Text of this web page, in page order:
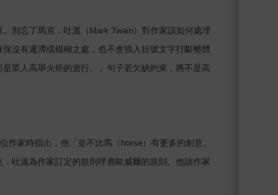
別忘了馬克．吐溫（Mark Twain）對作家該如何處理
沒有遲滯或模糊之處，也不會插入括號文字打斷整體
眾人高舉火炬的遊行。」句子若欠缺約束，將不是高
家時指出，他「並不比馬（horse）有更多的創意。
吐溫為作家訂定的規則呼應歐威爾的規則。他說作家